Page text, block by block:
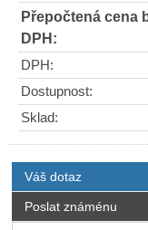
Přepočtená cena
DPH:
DPH:
Dostupnost:
Sklad:
Váš dotaz
Poslat známénu